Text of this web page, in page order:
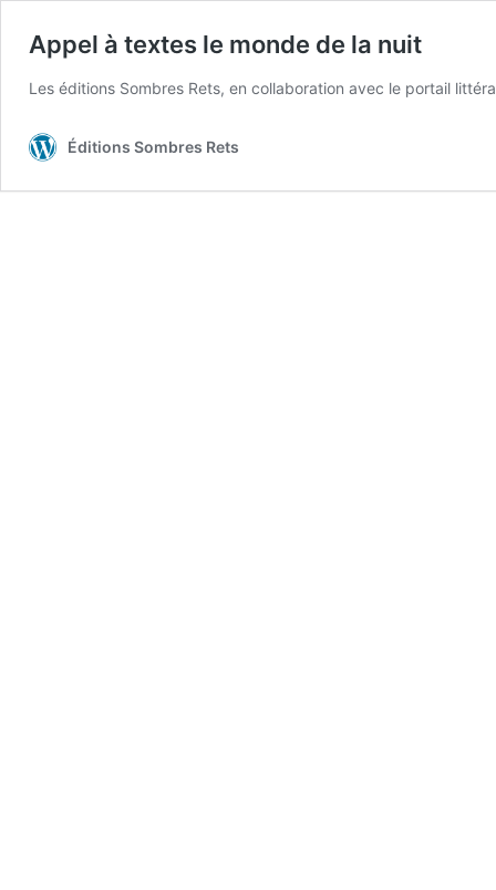
Appel à textes le monde de la nuit
Les éditions Sombres Rets, en collaboration avec le portail
Éditions Sombres Rets